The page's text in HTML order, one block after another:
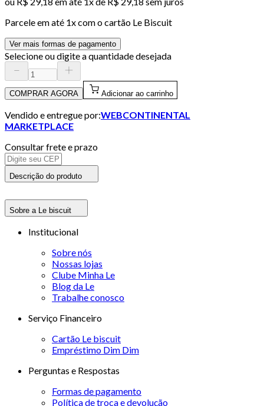
Parcele em até 1x com o cartão Le Biscuit
Ver mais formas de pagamento
Selecione ou digite a quantidade desejada
COMPRAR AGORA Adicionar ao carrinho
Vendido e entregue por:WEBCONTINENTAL
MARKETPLACE
Consultar frete e prazo
Descrição do produto
Sobre a Le biscuit
Institucional
Sobre nós
Nossas lojas
Clube Minha Le
Blog da Le
Trabalhe conosco
Serviço Financeiro
Cartão Le biscuit
Empréstimo Dim Dim
Perguntas e Respostas
Formas de pagamento
Política de troca e devolução